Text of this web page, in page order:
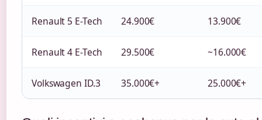
Renault 5 E-Tech 24.900€ 13.900€
Renault 4 E-Tech 29.500€ ~16.000€
Volkswagen ID.3 35.000€+ 25.000€+